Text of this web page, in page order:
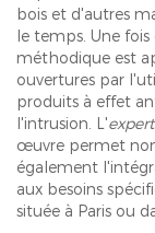
bois et d'autres
le temps. Une
méthodique est
ouvertures par
produits à effet
l'intrusion. L'
œuvre permet
également
aux besoins
située à Paris ou